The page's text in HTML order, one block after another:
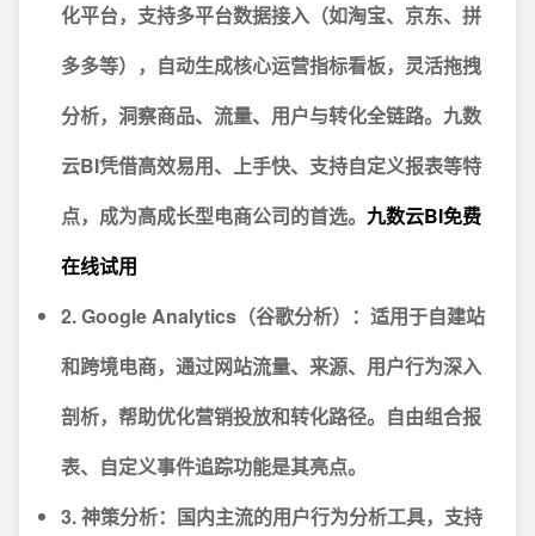
化平台，支持多平台数据接入（如淘宝、京东、拼
多多等），自动生成核心运营指标看板，灵活拖拽
分析，洞察商品、流量、用户与转化全链路。九数
云BI凭借高效易用、上手快、支持自定义报表等特
点，成为高成长型电商公司的首选。 九数云BI免费
在线试用
2. Google Analytics（谷歌分析） ：适用于自建站
和跨境电商，通过网站流量、来源、用户行为深入
剖析，帮助优化营销投放和转化路径。自由组合报
表、自定义事件追踪功能是其亮点。
3. 神策分析：国内主流的用户行为分析工具，支持